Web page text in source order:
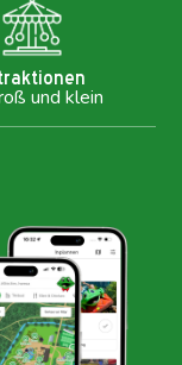
und klein